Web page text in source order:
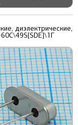
диэлектрические,